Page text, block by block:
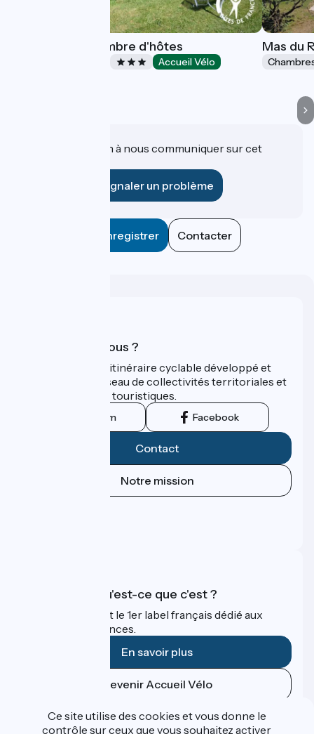
L'oustalou - Chambre d'hôtes
Accueil Vélo
Mas du
Une information à nous communiquer sur cet
Signaler un problème
Enregistrer Contacter
Qui sommes-nous ?
ViaRhôna est un itinéraire cyclable développé et
promu par un réseau de collectivités territoriales et
leurs institutions touristiques.
Instagram Facebook
Contact
Notre mission
Accueil Vélo qu'est-ce que c'est ?
Accueil Vélo c'est le 1er label français dédié aux
cyclistes en vacances.
En savoir plus
Devenir Accueil Vélo
Financé dans le cadre de Destination France
Ce site utilise des cookies et vous donne le
contrôle sur ceux que vous souhaitez activer